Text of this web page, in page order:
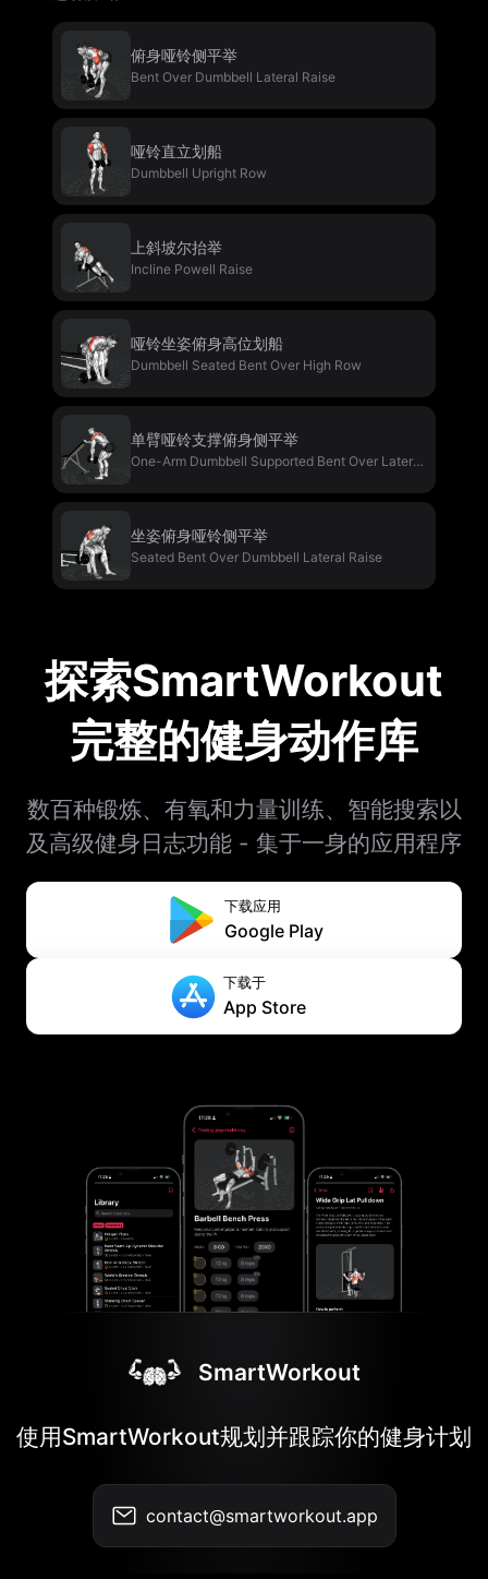
俯身哑铃侧平举
Bent Over Dumbbell Lateral Raise
哑铃直立划船
Dumbbell Upright Row
上斜坡尔抬举
Incline Powell Raise
哑铃坐姿俯身高位划船
Dumbbell Seated Bent Over High Row
单臂哑铃支撑俯身侧平举
One-Arm Dumbbell Supported Bent Over Lateral
坐姿俯身哑铃侧平举
Seated Bent Over Dumbbell Lateral Raise
探索SmartWorkout
完整的健身动作库
数百种锻炼、有氧和力量训练、智能搜索以
及高级健身日志功能 - 集于一身的应用程序
下载应用
Google Play
下载于
App Store
SmartWorkout
使用SmartWorkout规划并跟踪你的健身计划
contact@smartworkout.app